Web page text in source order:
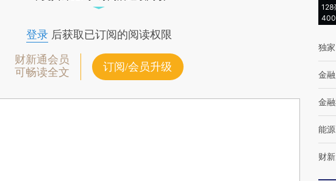
登录后获取已订阅的阅读权限
财新通会员
可畅读全文
订阅/会员升级
128
独家
金融
金
能源
财